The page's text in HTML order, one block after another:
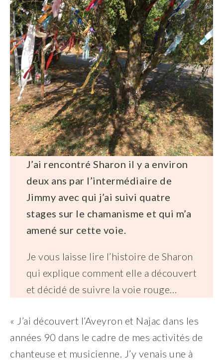
J’ai rencontré Sharon il y a environ
deux ans par l’intermédiaire de
Jimmy avec qui j’ai suivi quatre
stages sur le chamanisme et qui m’a
amené sur cette voie.
Je vous laisse lire l’histoire de Sharon
qui explique comment elle a découvert
et décidé de suivre la voie rouge…
« J’ai découvert l’Aveyron et Najac dans les
années 90 dans le cadre de mes activités de
chanteuse et musicienne. J’y venais une à